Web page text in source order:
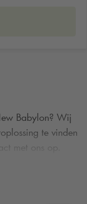
Babylon? Wij
te vinden
met ons op.